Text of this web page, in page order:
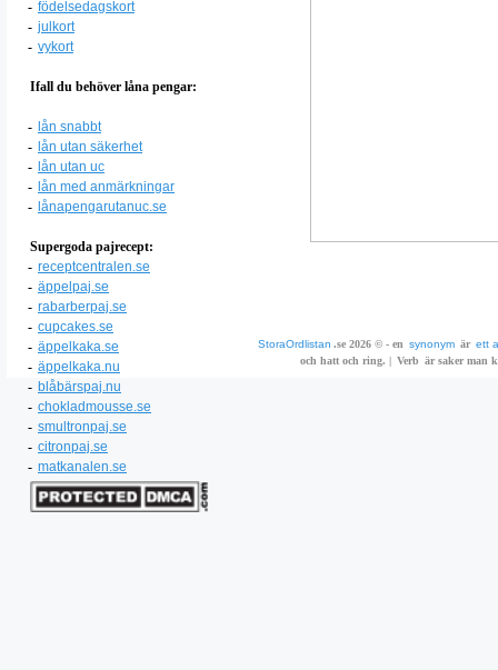
- födelsedagskort
- julkort
- vykort
Ifall du behöver låna pengar:
- lån snabbt
- lån utan säkerhet
- lån utan uc
- lån med anmärkningar
- lånapengarutanuc.se
Supergoda pajrecept:
- receptcentralen.se
- äppelpaj.se
- rabarberpaj.se
- cupcakes.se
- äppelkaka.se
- äppelkaka.nu
- blåbärspaj.nu
- chokladmousse.se
- smultronpaj.se
- citronpaj.se
- matkanalen.se
StoraOrdlistan .se 2026 © - en synonym är ett
och hatt och ring. | Verb är saker man